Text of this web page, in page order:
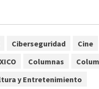
Colombia despide al
promesas de cambio
Ciberseguridad
Cine
Columnas
y Entretenimiento